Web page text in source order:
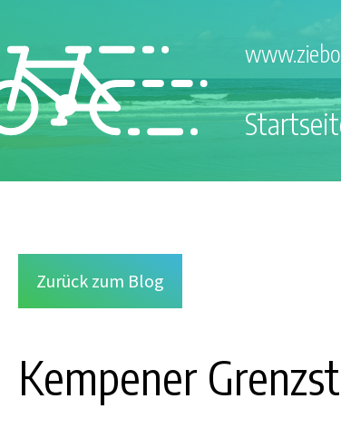
Zurück zum Blog
Kempener